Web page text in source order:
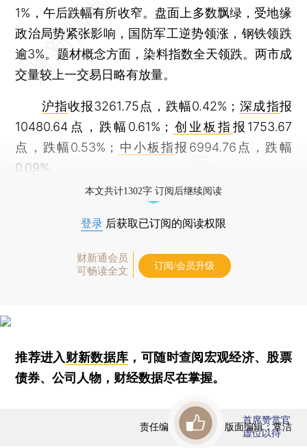
1%，午后跌幅有所收窄。盘面上多数飘绿，受地缘
政治局势紧张影响，国防军工逆势领涨，钢铁领跌
逾3%。题材概念方面，染料指数全天领跌。两市成
交量较上一交易日略有放量。
沪指收报3261.75点，跌幅0.42%； 深成指报
10480.64点，跌幅0.61%； 创业板指 报1753.67
点，跌幅0.53%； 中小板指报6994.76点，跌幅
0.09%。
本文共计1302字 订阅后继续阅读
登录 后获取已订阅的阅读权限
财新通会员
可畅读全文
订阅/会员升级
推荐进入财新数据库 ，可随时查阅宏观经济、股票
债券、公司人物，财经数据尽在掌握。
责任编辑：曹文姣 | 版面编辑：覃洁
首席赞赏官
虚位以待